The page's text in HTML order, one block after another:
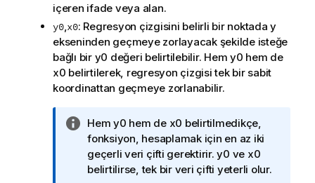
içeren ifade veya alan.
y0,x0: Regresyon çizgisini belirli bir noktada y
ekseninden geçmeye zorlayacak şekilde isteğe
bağlı bir y0 değeri belirtilebilir. Hem y0 hem de
x0 belirtilerek, regresyon çizgisi tek bir sabit
koordinattan geçmeye zorlanabilir.
B
i
l
g
Hem y0 hem de x0 belirtilmedikçe,
fonksiyon, hesaplamak için en az iki
geçerli veri çifti gerektirir.y0 ve x0
belirtilirse, tek bir veri çifti yeterli olur.